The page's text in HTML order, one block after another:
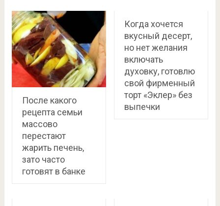
После какого
рецепта семьи
массово
перестают
жарить печень,
зато часто
готовят в банке
Когда хочется
вкусный десерт,
но нет желания
включать
духовку, готовлю
свой фирменный
торт «Эклер» без
выпечки